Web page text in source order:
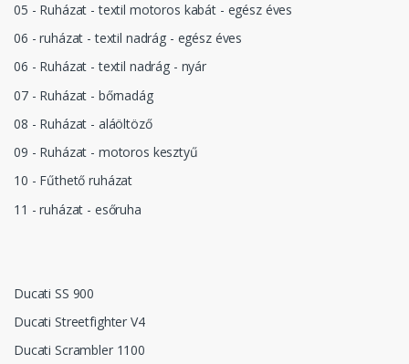
05 - Ruházat - textil motoros kabát - egész éves
06 - ruházat - textil nadrág - egész éves
06 - Ruházat - textil nadrág - nyár
07 - Ruházat - bőrnadág
08 - Ruházat - aláöltöző
09 - Ruházat - motoros kesztyű
10 - Fűthető ruházat
11 - ruházat - esőruha
Ducati SS 900
Ducati Streetfighter V4
Ducati Scrambler 1100